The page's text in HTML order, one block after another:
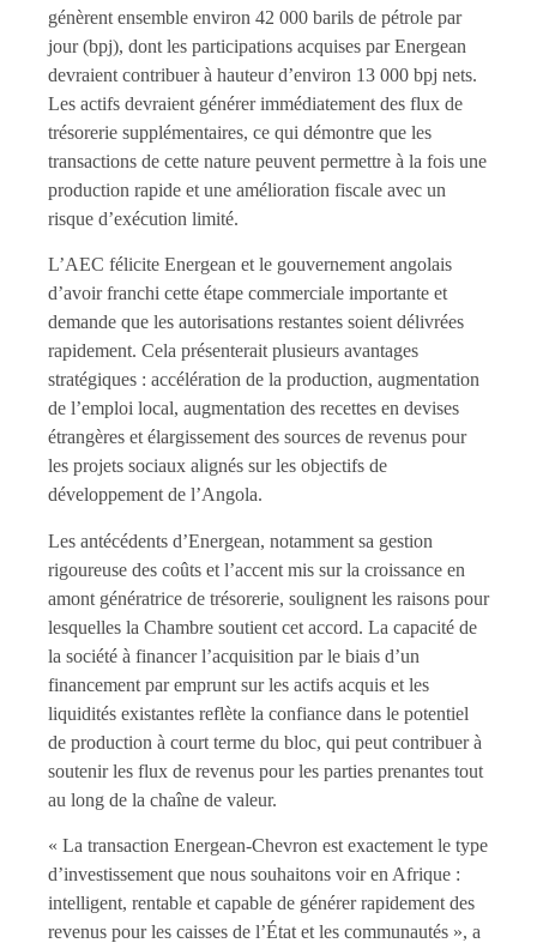
génèrent ensemble environ 42 000 barils de pétrole par
jour (bpj), dont les participations acquises par Energean
devraient contribuer à hauteur d’environ 13 000 bpj nets.
Les actifs devraient générer immédiatement des flux de
trésorerie supplémentaires, ce qui démontre que les
transactions de cette nature peuvent permettre à la fois une
production rapide et une amélioration fiscale avec un
risque d’exécution limité.
L’AEC félicite Energean et le gouvernement angolais
d’avoir franchi cette étape commerciale importante et
demande que les autorisations restantes soient délivrées
rapidement. Cela présenterait plusieurs avantages
stratégiques : accélération de la production, augmentation
de l’emploi local, augmentation des recettes en devises
étrangères et élargissement des sources de revenus pour
les projets sociaux alignés sur les objectifs de
développement de l’Angola.
Les antécédents d’Energean, notamment sa gestion
rigoureuse des coûts et l’accent mis sur la croissance en
amont génératrice de trésorerie, soulignent les raisons pour
lesquelles la Chambre soutient cet accord. La capacité de
la société à financer l’acquisition par le biais d’un
financement par emprunt sur les actifs acquis et les
liquidités existantes reflète la confiance dans le potentiel
de production à court terme du bloc, qui peut contribuer à
soutenir les flux de revenus pour les parties prenantes tout
au long de la chaîne de valeur.
« La transaction Energean-Chevron est exactement le type
d’investissement que nous souhaitons voir en Afrique :
intelligent, rentable et capable de générer rapidement des
revenus pour les caisses de l’État et les communautés », a